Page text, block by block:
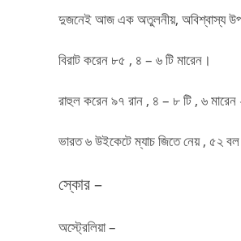
দুজনেই আজ এক অতুলনীয়, অবিশ্বাস্য
বিরাট করেন ৮৫ , ৪ – ৬ টি মারেন।
রাহুল করেন ৯৭ রান , ৪ – ৮ টি , ৬ মারেন
ভারত ৬ উইকেটে ম্যাচ জিতে নেয় , ৫২ বল
স্কোর –
অস্ট্রেলিয়া –